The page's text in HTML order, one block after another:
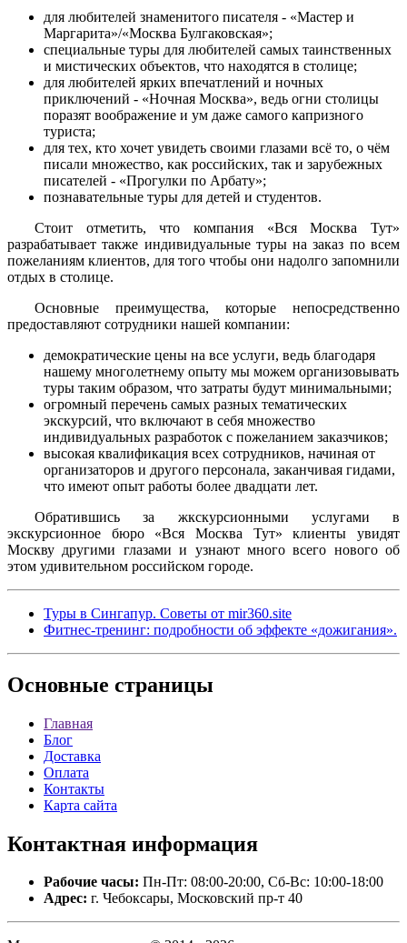
для любителей знаменитого писателя - «Мастер и
Маргарита»/«Москва Булгаковская»;
специальные туры для любителей самых таинственных
и мистических объектов, что находятся в столице;
для любителей ярких впечатлений и ночных
приключений - «Ночная Москва», ведь огни столицы
поразят воображение и ум даже самого капризного
туриста;
для тех, кто хочет увидеть своими глазами всё то, о чём
писали множество, как российских, так и зарубежных
писателей - «Прогулки по Арбату»;
познавательные туры для детей и студентов.
Стоит отметить, что компания «Вся Москва Тут»
разрабатывает также индивидуальные туры на заказ по всем
пожеланиям клиентов, для того чтобы они надолго запомнили
отдых в столице.
Основные преимущества, которые непосредственно
предоставляют сотрудники нашей компании:
демократические цены на все услуги, ведь благодаря
нашему многолетнему опыту мы можем организовывать
туры таким образом, что затраты будут минимальными;
огромный перечень самых разных тематических
экскурсий, что включают в себя множество
индивидуальных разработок с пожеланием заказчиков;
высокая квалификация всех сотрудников, начиная от
организаторов и другого персонала, заканчивая гидами,
что имеют опыт работы более двадцати лет.
Обратившись за жкскурсионными услугами в
экскурсионное бюро «Вся Москва Тут» клиенты увидят
Москву другими глазами и узнают много всего нового об
этом удивительном российском городе.
Туры в Сингапур. Советы от mir360.site
Фитнес-тренинг: подробности об эффекте «дожигания».
Основные страницы
Главная
Блог
Доставка
Оплата
Контакты
Карта сайта
Контактная информация
Рабочие часы: Пн-Пт: 08:00-20:00, Сб-Вс: 10:00-18:00
Адрес: г. Чебоксары, Московский пр-т 40